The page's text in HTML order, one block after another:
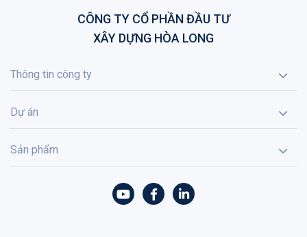
CÔNG TY CỔ PHẦN ĐẦU TƯ
XÂY DỰNG HÒA LONG
Thông tin công ty
Dự án
Sản phẩm